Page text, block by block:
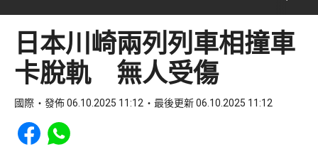
日本川崎兩列列車相撞車
卡脫軌 無人受傷
國際 發佈 06.10.2025 11:12 最後更新 06.10.2025 11:12
Share to Facebook
Share to WhatsApp